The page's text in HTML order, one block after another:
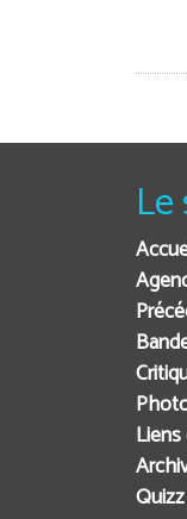
Quizz